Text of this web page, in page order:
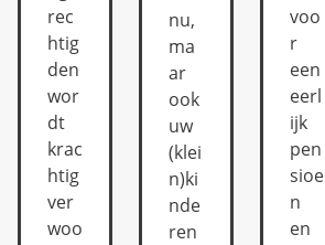
rec
htig
den
wor
dt
krac
htig
ver
woo
nu,
ma
ar
ook
uw
(klei
n)ki
nde
ren
voo
r
een
eerl
ijk
pen
sioe
n
en